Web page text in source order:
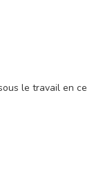
le travail en ce